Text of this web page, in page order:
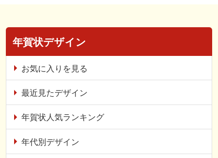
年賀状デザイン
お気に入りを見る
最近見たデザイン
年賀状人気ランキング
年代別デザイン